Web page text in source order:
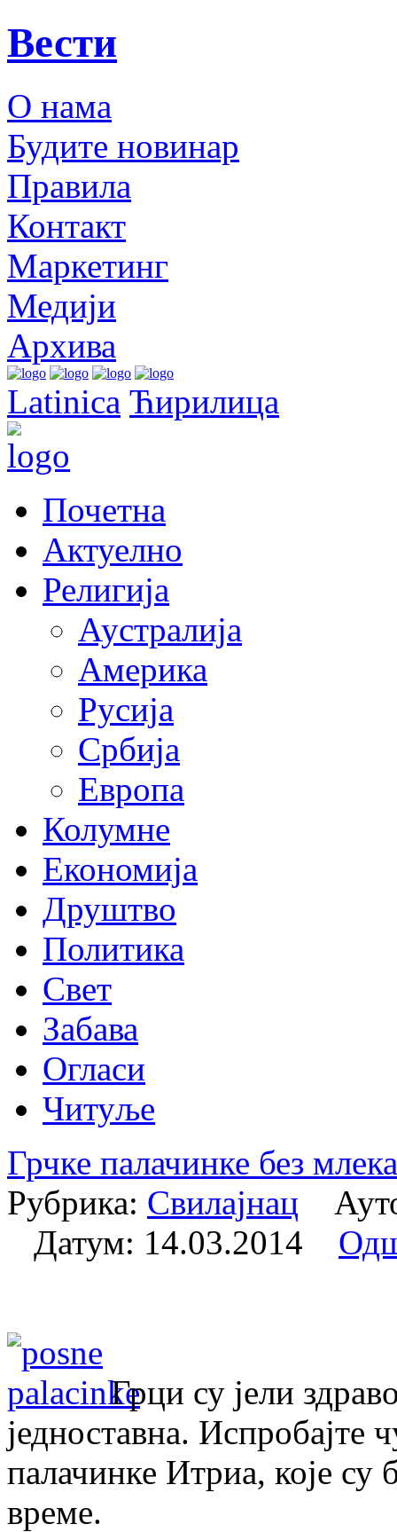
Вести
О нама
Будите новинар
Правила
Контакт
Маркетинг
Медији
Архива
Latinica Ћирилица
Почетна
Актуелно
Религија
Аустралија
Америка
Русија
Србија
Европа
Колумне
Економија
Друштво
Политика
Свет
Забава
Огласи
Читуље
Грчке палачинке без
Рубрика: Свилајнац
Датум: 14.03.2014
Грци су јели
једноставна. Испробајте
палачинке Итриа, које
време.